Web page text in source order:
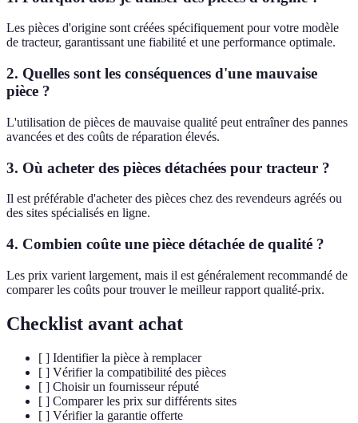
Les pièces d'origine sont créées spécifiquement pour votre modèle
de tracteur, garantissant une fiabilité et une performance optimale.
2. Quelles sont les conséquences d'une mauvaise
pièce ?
L'utilisation de pièces de mauvaise qualité peut entraîner des pannes
avancées et des coûts de réparation élevés.
3. Où acheter des pièces détachées pour tracteur ?
Il est préférable d'acheter des pièces chez des revendeurs agréés ou
des sites spécialisés en ligne.
4. Combien coûte une pièce détachée de qualité ?
Les prix varient largement, mais il est généralement recommandé de
comparer les coûts pour trouver le meilleur rapport qualité-prix.
Checklist avant achat
[ ] Identifier la pièce à remplacer
[ ] Vérifier la compatibilité des pièces
[ ] Choisir un fournisseur réputé
[ ] Comparer les prix sur différents sites
[ ] Vérifier la garantie offerte